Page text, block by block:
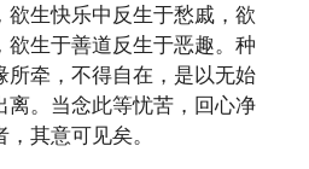
欲生快乐中反生于愁戚，欲
欲生于善道反生于恶趣。种
所牵，不得自在，是以无始
离。当念此等忧苦，回心净
其意可见矣。